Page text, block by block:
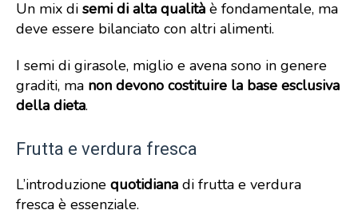
Un mix di semi di alta qualità è fondamentale, ma
deve essere bilanciato con altri alimenti.
I semi di girasole, miglio e avena sono in genere
graditi, ma non devono costituire la base esclusiva
della dieta.
Frutta e verdura fresca
L’introduzione quotidiana di frutta e verdura
fresca è essenziale.